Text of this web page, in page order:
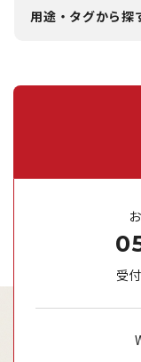
用途・タグから探
受